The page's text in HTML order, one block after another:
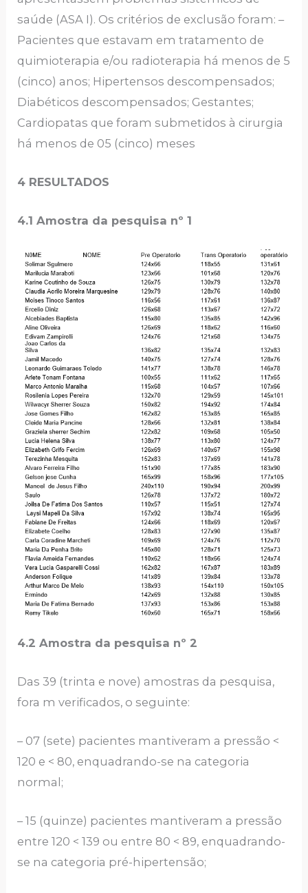
saúde (ASA I). Os critérios de exclusão foram: –
Pacientes que estavam em tratamento de
quimioterapia e/ou radioterapia há menos de 5
(cinco) anos; Hipertensos descompensados;
Diabéticos descompensados; Gestantes;
Cardiopatas que foram submetidos à cirurgia
há menos de 05 (cinco) meses
4 RESULTADOS
4.1 Amostra da pesquisa nº 1
4.2 Amostra da pesquisa nº 2
Das 39 (trinta e nove) amostras da pesquisa,
fora m verificados, o seguinte:
– 07 (sete) pacientes mantiveram a pressão <
120 e < 80, enquadrando-se na categoria
normal;
– 15 (quinze) pacientes mantiveram a pressão
entre 120 < 139 ou entre 80 < 89, enquadrando-
se na categoria pré-hipertensão;